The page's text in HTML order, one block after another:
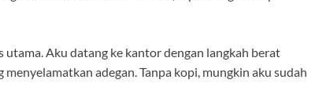
Aku datang ke kantor dengan langkah berat
adegan. Tanpa kopi, mungkin aku sudah